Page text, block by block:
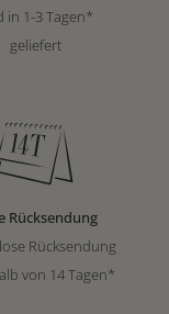
in 1-3 Tagen*
geliefert
Rücksendung
Rücksendung
von 14 Tagen*